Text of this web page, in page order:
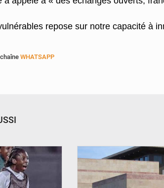
repose sur notre capacité à
WHATSAPP